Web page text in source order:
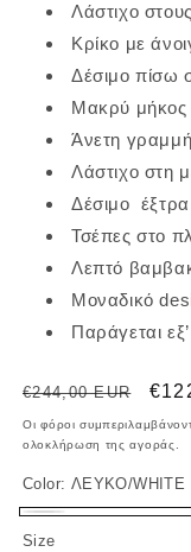
Λάστιχο
Κρίκο με
Δέσιμο πίσω
Μακρύ μήκος
Άνετη γραμμή
Λάστιχο στη
Δέσιμο
Τσέπες στο
Λεπτό
Μοναδικό
Παράγεται
Κανονική
τιμή
€244,00 EUR
Τιμή
Οι φόροι
ολοκλήρωση της αγοράς.
Color: ΛΕΥΚΟ/WHITE
Size